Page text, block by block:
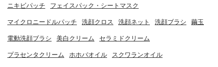
ニキビパッチ フェイスパック・シートマスク
マイクロニードルパッチ 洗顔クロス 洗顔ネット 洗顔ブラシ 繭玉
電動洗顔ブラシ 美白クリーム セラミドクリーム
プラセンタクリーム ホホバオイル スクワランオイル